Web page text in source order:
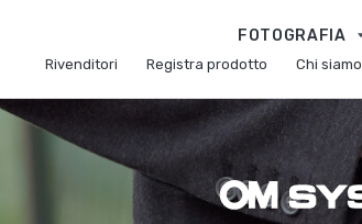
FOTOGRAFIA
Rivenditori Registra prodotto Chi siamo